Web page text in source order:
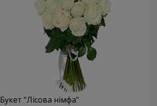
Букет "Лісова німфа"